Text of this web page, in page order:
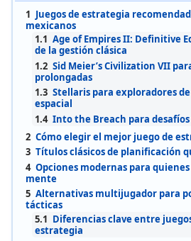
1 Juegos de estrategia
mexicanos
1.1 Age of Empires II: Definitive
de la gestión clásica
1.2 Sid Meier’s Civilization VII
prolongadas
1.3 Stellaris para exploradores
espacial
1.4 Into the Breach para
2 Cómo elegir el mejor juego de
3 Títulos clásicos de planificación
4 Opciones modernas para
mente
5 Alternativas multijugador para
tácticas
5.1 Diferencias clave entre
estrategia